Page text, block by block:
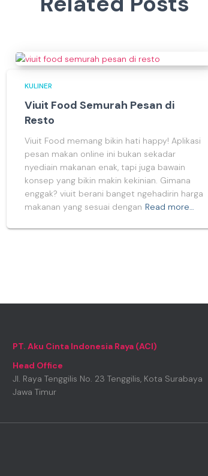
KULINER
Viuit Food Semurah Pesan di
Resto
Viuit Food memang bikin hati happy! Aplikasi
pesan makan online ini bukan sekadar
nyediain makanan enak, tapi juga bawain
konsep yang bikin makin kekinian. Gimana
enggak? viuit berani banget ngehadirin harga
makanan yang sesuai dengan Read more…
PT. Aku Cinta Indonesia Raya (ACI)
Head Office
Jl. Raya Tenggilis No. 23 Tenggilis, Kota Surabaya
Jawa Timur